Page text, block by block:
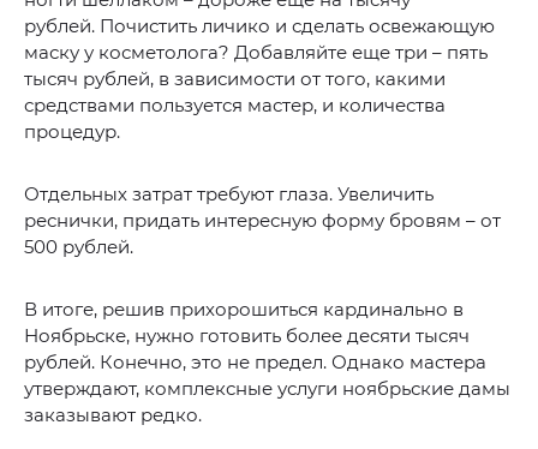
рублей. Почистить личико и сделать освежающую
маску у косметолога? Добавляйте еще три – пять
тысяч рублей, в зависимости от того, какими
средствами пользуется мастер, и количества
процедур.
Отдельных затрат требуют глаза. Увеличить
реснички, придать интересную форму бровям – от
500 рублей.
В итоге, решив прихорошиться кардинально в
Ноябрьске, нужно готовить более десяти тысяч
рублей. Конечно, это не предел. Однако мастера
утверждают, комплексные услуги ноябрьские дамы
заказывают редко.